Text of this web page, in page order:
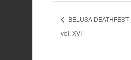
BELUSA DEATHFEST
vol. XVI